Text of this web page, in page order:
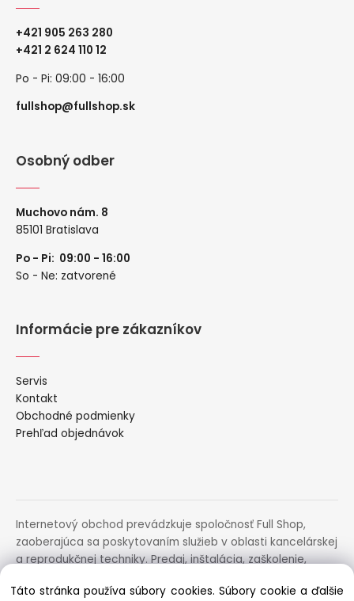
+421 905 263 280
+421 2 624 110 12
Po - Pi: 09:00 - 16:00
fullshop@fullshop.sk
Osobný odber
Muchovo nám. 8
85101 Bratislava
Po - Pi: 09:00 - 16:00
So - Ne: zatvorené
Informácie pre zákazníkov
Servis
Kontakt
Obchodné podmienky
Prehľad objednávok
Internetový obchod prevádzkuje spoločnosť Full Shop,
zaoberajúca sa poskytovaním služieb v oblasti kancelárskej
a reprodukčnej techniky. Predaj, inštalácia, zaškolenie,
zariadení.
Táto stránka používa súbory cookies. Súbory cookie a ďalšie